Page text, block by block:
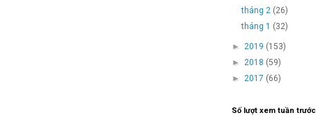
tháng 2 (26)
tháng 1 (32)
► 2019 (153)
► 2018 (59)
► 2017 (66)
Số lượt xem tuần trước